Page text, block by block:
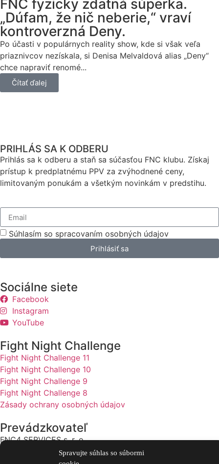
Spravujte súhlas so súbormi
FNC fyzicky zdatná súperka.
„Dúfam, že nič neberie,“ vraví
kontroverzná Deny.
Po účasti v populárnych reality show, kde si však veľa
priaznivcov nezískala, si Denisa Melvaldová alias „Deny“
chce napraviť renomé...
Čítať ďalej
PRIHLÁS SA K ODBERU
Prihlás sa k odberu a staň sa súčasťou FNC klubu. Získaj
prístup k predplatnému PPV za zvýhodnené ceny,
limitovaným ponukám a všetkým novinkám v predstihu.
Súhlasím so spracovaním osobných údajov
Prihlásiť sa
Sociálne siete
Facebook
Instagram
YouTube
Fight Night Challenge
Fight Night Challenge 11
Fight Night Challenge 10
Fight Night Challenge 9
Fight Night Challenge 8
Zásady ochrany osobných údajov
Prevádzkovateľ
FNC4 SERVICES s. r. o.